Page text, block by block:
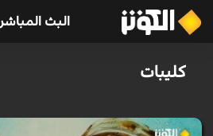
البث المباشر
كليبات